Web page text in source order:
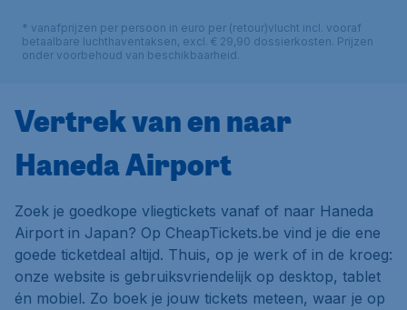
* vanafprijzen per persoon in euro per (retour)vlucht incl. vooraf
betaalbare luchthaventaksen, excl. € 29,90 dossierkosten. Prijzen
onder voorbehoud van beschikbaarheid.
Vertrek van en naar
Haneda Airport
Zoek je goedkope vliegtickets vanaf of naar Haneda
Airport in Japan? Op CheapTickets.be vind je die ene
goede ticketdeal altijd. Thuis, op je werk of in de kroeg:
onze website is gebruiksvriendelijk op desktop, tablet
én mobiel. Zo boek je jouw tickets meteen, waar je op